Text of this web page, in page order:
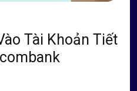
Tài Khoản Tiết